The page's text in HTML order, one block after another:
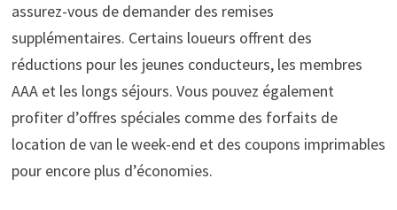
assurez-vous de demander des remises
supplémentaires. Certains loueurs offrent des
réductions pour les jeunes conducteurs, les membres
AAA et les longs séjours. Vous pouvez également
profiter d’offres spéciales comme des forfaits de
location de van le week-end et des coupons imprimables
pour encore plus d’économies.